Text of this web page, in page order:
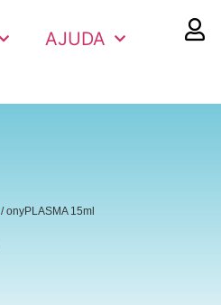
AJUDA
/ onyPLASMA 15ml